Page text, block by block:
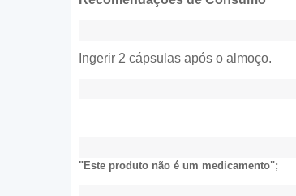
Ingerir 2 cápsulas após o almoço.
"Este produto não é um medicamento";